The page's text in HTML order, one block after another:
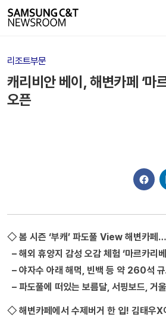
리조트부문
캐리비안 베이, 해변카페 ‘마
오픈
◇ 봄 시즌 ‘부캐’ 파도풀 View 해변카페
– 해외 휴양지 감성 오감 체험 ‘마르카리
– 야자수 아래 해먹, 빈백 등 약 260석
– 파도풀에 떠있는 보름달, 서핑보드, 거
◇ 해변카페에서 수제버거 한 입! 김태우X